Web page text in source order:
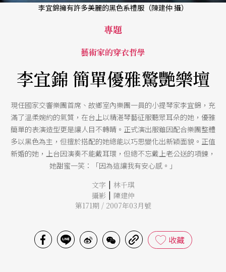
李宜錦擁有許多美麗的黑色系禮服（陳建仲 攝）
專題
藝術家的穿衣哲學
李宜錦 簡單優雅驚艷樂壇
現任國家交響樂團首席、故鄉室內樂團一員的小提琴家李宜錦，充
滿了溫柔婉約的氣質，在台上以精湛琴藝征服聽眾耳朵的她，優雅
簡單的表演造型更是讓人目不轉睛。正式演出服雖因配合樂團整體
多以黑色為主，但擅於搭配的她總能以巧思變化出新穎面貌。正值
新婚的她，上台因演奏不能戴耳環，但總不忘戴上老公送的項鍊，
她甜蜜一笑：「因為這讓我有安心感。」
文字 | 林千琪
攝影 | 陳建仲
第171期 / 2007年03月號
收藏